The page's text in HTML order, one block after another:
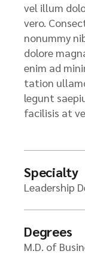
vel illum
vero.
nonummy
dolore
enim ad
tation
legunt
facilisis at
Specialty
Leadership
Degrees
M.D. of